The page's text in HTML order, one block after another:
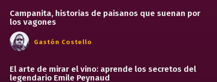
Campanita, historias de paisanos que suenan por
los vagones
Gastón Costello
El arte de mirar el vino: aprende los secretos del
legendario Emile Peynaud